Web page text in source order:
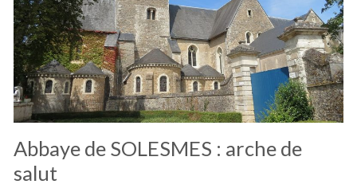
Abbaye de SOLESMES : arche de
salut